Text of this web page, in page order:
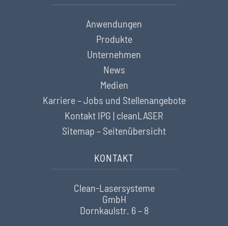
Anwendungen
Produkte
Unternehmen
News
Medien
Karriere – Jobs und Stellenangebote
Kontakt IPG | cleanLASER
Sitemap – Seitenübersicht
KONTAKT
Clean-Lasersysteme
GmbH
Dornkaulstr. 6 – 8